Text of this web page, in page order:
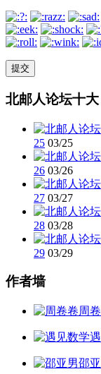
北邮人论坛十大
25 03/25
26 03/26
27 03/27
28 03/28
29 03/29
作者墙
周
邵